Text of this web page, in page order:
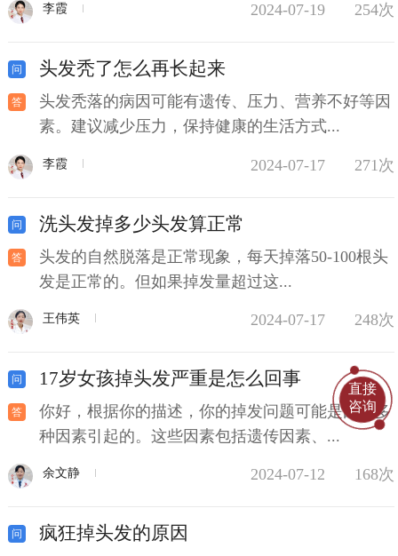
李霞 2024-07-19 254次
头发秃了怎么再长起来
头发秃落的病因可能有遗传、压力、营养不好等因
素。建议减少压力，保持健康的生活方式...
李霞 2024-07-17 271次
洗头发掉多少头发算正常
头发的自然脱落是正常现象，每天掉落50-100根头
发是正常的。但如果掉发量超过这...
王伟英 2024-07-17 248次
17岁女孩掉头发严重是怎么回事
你好，根据你的描述，你的掉发问题可能是由于多
种因素引起的。这些因素包括遗传因素、...
余文静 2024-07-12 168次
疯狂掉头发的原因
直接
咨询